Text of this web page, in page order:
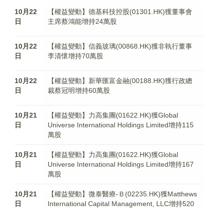
10月22
日
【權益變動】德基科技控股(01301.HK)獲董事會
主席蔡鴻能增持24萬股
10月22
日
【權益變動】信義玻璃(00868.HK)獲非執行董事
李清懷增持70萬股
10月22
日
【權益變動】新華匯富金融(00188.HK)獲行政總
裁蔡冠明增持60萬股
10月21
日
【權益變動】力高集團(01622.HK)獲Global
Universe International Holdings Limited增持115
萬股
10月21
日
【權益變動】力高集團(01622.HK)獲Global
Universe International Holdings Limited增持167
萬股
10月21
日
【權益變動】微泰醫療-Ｂ(02235.HK)獲Matthews
International Capital Management, LLC增持520